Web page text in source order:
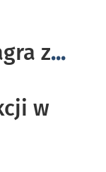
z...
w